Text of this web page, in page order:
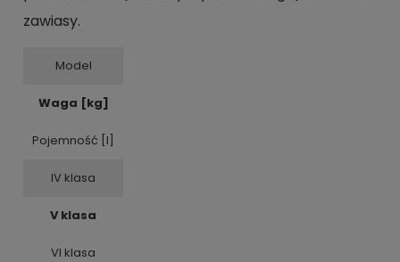
zawiasy.
Model
Waga [kg]
Pojemność [l]
IV klasa
V klasa
VI klasa